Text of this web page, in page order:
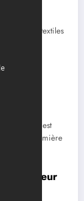
les textiles
?
verrières est
passer la lumière
intérieur